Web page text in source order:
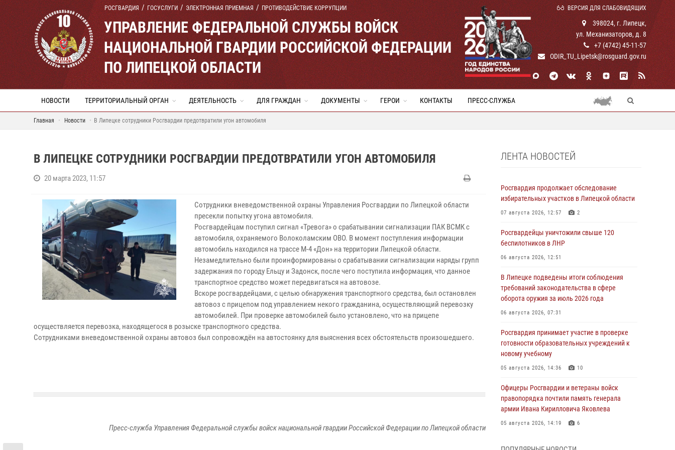
РОСГВАРДИЯ ГОСУСЛУГИ ЭЛЕКТРОННАЯ ПРИЕМНАЯ ПРОТИВОДЕЙСТВИЕ КОРРУПЦИИ ВЕРСИЯ ДЛЯ СЛАБОВИДЯЩИХ
УПРАВЛЕНИЕ ФЕДЕРАЛЬНОЙ СЛУЖБЫ ВОЙСК
НАЦИОНАЛЬНОЙ ГВАРДИИ РОССИЙСКОЙ ФЕДЕРАЦИИ
ПО ЛИПЕЦКОЙ ОБЛАСТИ
398024, г. Липецк,
ул. Механизаторов, д. 8
+7 (4742) 45-11-57
ODIR_TU_Lipetsk@rosguard.gov.ru
НОВОСТИ ТЕРРИТОРИАЛЬНЫЙ ОРГАН ДЕЯТЕЛЬНОСТЬ ДЛЯ ГРАЖДАН ДОКУМЕНТЫ ГЕРОИ КОНТАКТЫ ПРЕСС-СЛУЖБА
Главная Новости В Липецке сотрудники Росгвардии предотвратили угон автомобиля
В ЛИПЕЦКЕ СОТРУДНИКИ РОСГВАРДИИ ПРЕДОТВРАТИЛИ УГОН АВТОМОБИЛЯ
20 марта 2023, 11:57
Сотрудники вневедомственной охраны Управления Росгвардии по Липецкой области
пресекли попытку угона автомобиля.
Росгвардейцам поступил сигнал «Тревога» о срабатывании сигнализации ПАК ВСМК с
автомобиля, охраняемого Волоколамским ОВО. В момент поступления информации
автомобиль находился на трассе М-4 «Дон» на территории Липецкой области.
Незамедлительно были проинформированы о срабатывании сигнализации наряды групп
задержания по городу Ельцу и Задонск, после чего поступила информация, что данное
транспортное средство может передвигаться на автовозе.
Вскоре росгвардейцами, с целью обнаружения транспортного средства, был остановлен
автовоз с прицепом под управлением некого гражданина, осуществляющий перевозку
автомобилей. При проверке автомобилей было установлено, что на прицепе
осуществляется перевозка, находящегося в розыске транспортного средства.
Сотрудниками вневедомственной охраны автовоз был сопровождён на автостоянку для выяснения всех обстоятельств произошедшего.
Пресс-служба Управления Федеральной службы войск национальной гвардии Российской Федерации по Липецкой области
ЛЕНТА НОВОСТЕЙ
Росгвардия продолжает обследование
избирательных участков в Липецкой области
07 августа 2026, 12:57 2
Росгвардейцы уничтожили свыше 120
беспилотников в ЛНР
06 августа 2026, 12:51
В Липецке подведены итоги соблюдения
требований законодательства в сфере
оборота оружия за июль 2026 года
06 августа 2026, 07:31
Росгвардия принимает участие в проверке
готовности образовательных учреждений к
новому учебному
05 августа 2026, 14:36 10
Офицеры Росгвардии и ветераны войск
правопорядка почтили память генерала
армии Ивана Кирилловича Яковлева
05 августа 2026, 14:19 6